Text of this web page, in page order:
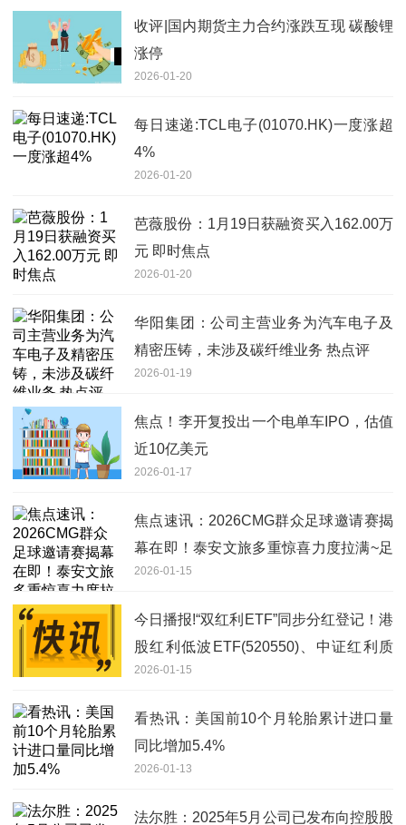
收评|国内期货主力合约涨跌互现 碳酸锂
涨停
2026-01-20
每日速递:TCL电子(01070.HK)一度涨超
4%
2026-01-20
芭薇股份：1月19日获融资买入162.00万
元 即时焦点
2026-01-20
华阳集团：公司主营业务为汽车电子及
精密压铸，未涉及碳纤维业务 热点评
2026-01-19
焦点！李开复投出一个电单车IPO，估值
近10亿美元
2026-01-17
焦点速讯：2026CMG群众足球邀请赛揭
幕在即！泰安文旅多重惊喜力度拉满~足
球热战+文旅厚礼，你的下一站旅行已
2026-01-15
今日播报!“双红利ETF”同步分红登记！港
股红利低波ETF(520550)、中证红利质
量ETF(159209)本月分红开启
2026-01-15
看热讯：美国前10个月轮胎累计进口量
同比增加5.4%
2026-01-13
法尔胜：2025年5月公司已发布向控股股